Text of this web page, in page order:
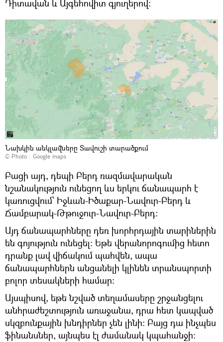
Դիտավան և Այգեհովիտ գյուղերով:
Նախկին անկլավները Տավուշի տարածքում
© Photo : Google maps
Բացի այդ, դեպի Բերդ ռազմավարական
նշանակություն ունեցող ևս երկու ճանապարհ է
կառուցվում՝ Իջևան-Իծաքար-Նավուր-Բերդ և
Ճամբարակ-Թթուջուր-Նավուր-Բերդ։
Այդ ճանապարհները դեռ խորհրդային տարիներին
են գոյություն ունեցել։ Եթե վերանորոգումից հետո
դրանք լավ վիճակում պահվեն, ապա
ճանապարհներն անցանելի կլինեն տրանսպորտի
բոլոր տեսակների համար:
Այսպիսով, եթե նշված տեղամասերը շրջանցելու
անհրաժեշտություն առաջանա, դրա հետ կապված
սկզբունքային խնդիրներ չեն լինի: Բայց դա ինչպես
ֆինանսներ, այնպես էլ ժամանակ կպահանջի: